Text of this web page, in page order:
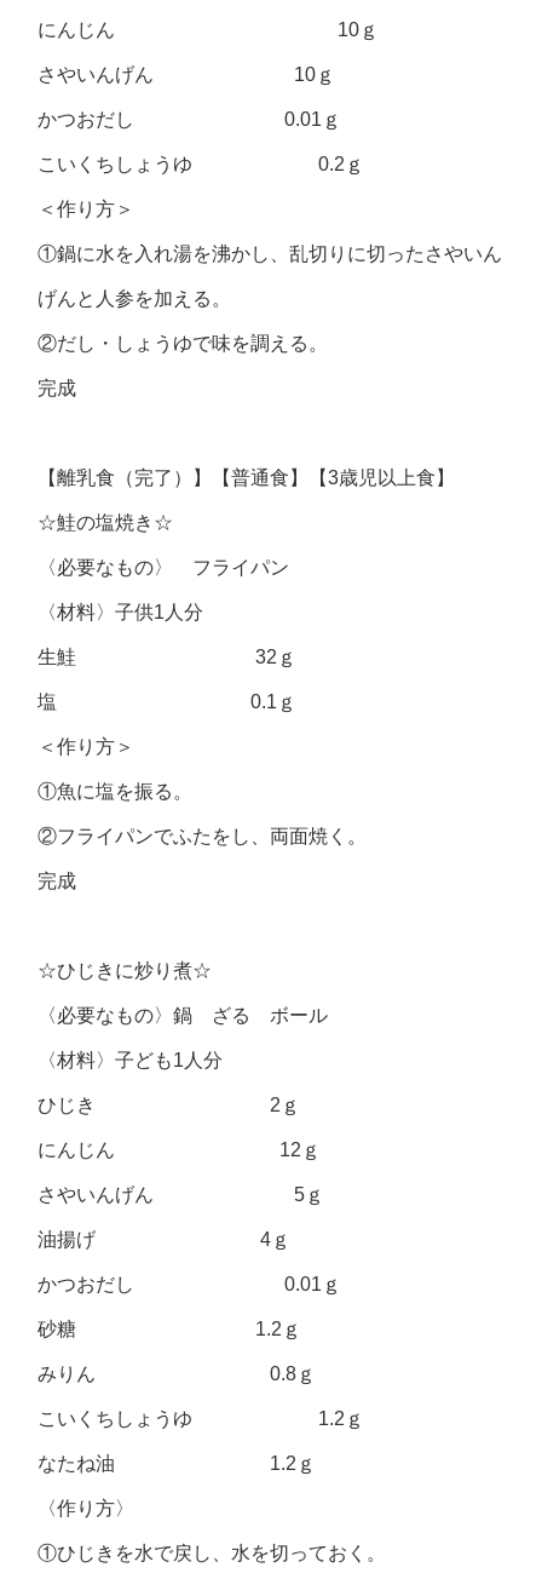
にんじん 10ｇ
さやいんげん 10ｇ
かつおだし 0.01ｇ
こいくちしょうゆ 0.2ｇ
＜作り方＞
①鍋に水を入れ湯を沸かし、乱切りに切ったさやいん
げんと人参を加える。
②だし・しょうゆで味を調える。
完成
【離乳食（完了）】【普通食】【3歳児以上食】
☆鮭の塩焼き☆
〈必要なもの〉 フライパン
〈材料〉子供1人分
生鮭 32ｇ
塩 0.1ｇ
＜作り方＞
①魚に塩を振る。
②フライパンでふたをし、両面焼く。
完成
☆ひじきに炒り煮☆
〈必要なもの〉鍋 ざる ボール
〈材料〉子ども1人分
ひじき 2ｇ
にんじん 12ｇ
さやいんげん 5ｇ
油揚げ 4ｇ
かつおだし 0.01ｇ
砂糖 1.2ｇ
みりん 0.8ｇ
こいくちしょうゆ 1.2ｇ
なたね油 1.2ｇ
〈作り方〉
①ひじきを水で戻し、水を切っておく。